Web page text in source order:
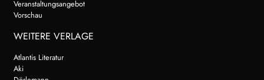
Veranstaltungsangebot
Vorschau
WEITERE VERLAGE
Atlantis Literatur
Aki